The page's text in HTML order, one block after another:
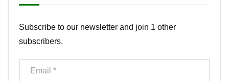
Subscribe to our newsletter and join 1 other
subscribers.